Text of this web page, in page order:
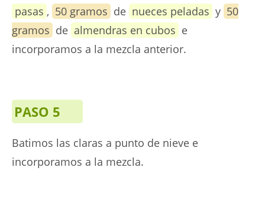
pasas , 50 gramos de nueces peladas y 50
gramos de almendras en cubos e
incorporamos a la mezcla anterior.
PASO 5
Batimos las claras a punto de nieve e
incorporamos a la mezcla.